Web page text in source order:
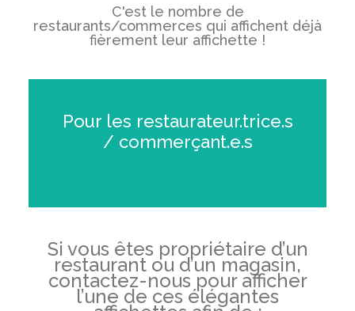
C'est le nombre de
restaurants/commerces qui affichent déjà
fièrement leur affichette !
Pour les restaurateur.trice.s
/ commerçant.e.s
Si vous êtes propriétaire d’un
restaurant ou d’un magasin,
contactez-nous pour afficher
l’une de ces élégantes